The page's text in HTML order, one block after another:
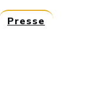
Presse